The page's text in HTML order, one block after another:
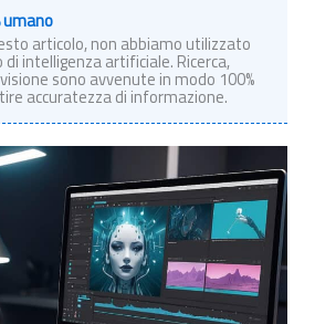
umano
articolo, non abbiamo utilizzato
intelligenza artificiale. Ricerca,
sono avvenute in modo 100%
accuratezza di informazione.